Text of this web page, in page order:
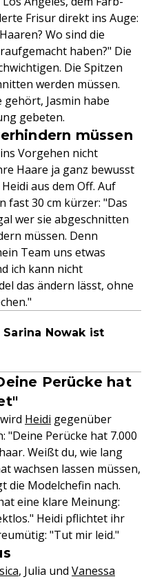
Frisur direkt ins Auge:
Wo sind die
haben?" Die
Die Spitzen
werden müssen.
gehört, Jasmin habe
gebeten.
müssen
Vorgehen nicht
Haare ja ganz bewusst
aus dem Off. Auf
fast 30 cm kürzer: "Das
wer sie abgeschnitten
müssen. Denn
Team uns etwas
ich kann nicht
das ändern lässt, ohne
Nowak ist
Perücke hat
Heidi gegenüber
"Deine Perücke hat 7.000
Weißt du, wie lang
wachsen lassen müssen,
die Modelchefin nach.
eine klare Meinung:
Heidi pflichtet ihr
"Tut mir leid."
, Julia und Vanessa